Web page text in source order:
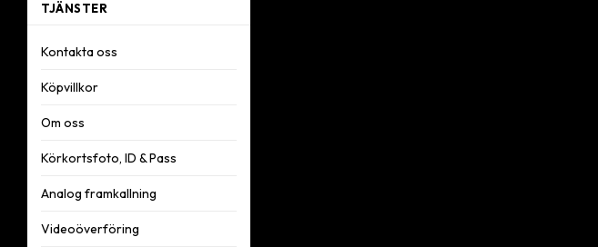
TJÄNSTER
Kontakta oss
Köpvillkor
Om oss
Körkortsfoto, ID & Pass
Analog framkallning
Videoöverföring